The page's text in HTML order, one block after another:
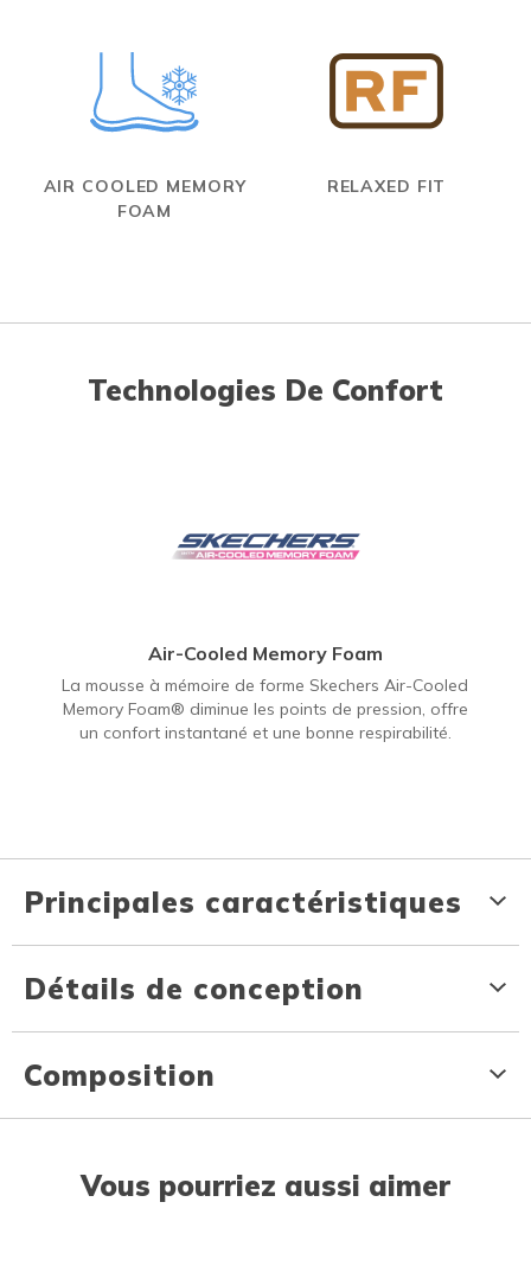
AIR COOLED MEMORY
FOAM
RELAXED FIT
Technologies De Confort
Air-Cooled Memory Foam
La mousse à mémoire de forme Skechers Air-Cooled
Memory Foam® diminue les points de pression, offre
un confort instantané et une bonne respirabilité.
Principales caractéristiques
Détails de conception
Composition
Vous pourriez aussi aimer